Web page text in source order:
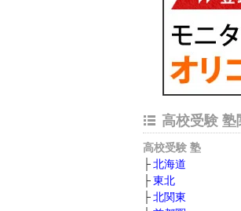
高校受験 塾
高校受験 塾
北海道
東北
北関東